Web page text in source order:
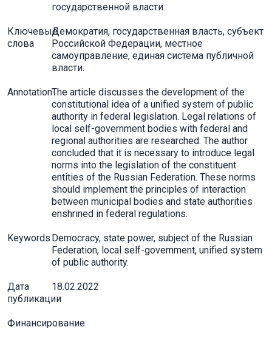
государственной власти.
Ключевые
слова
Демократия, государственная власть, субъект
Российской Федерации, местное
самоуправление, единая система публичной
власти.
AnnotationThe article discusses the development of the
constitutional idea of a unified system of public
authority in federal legislation. Legal relations of
local self-government bodies with federal and
regional authorities are researched. The author
concluded that it is necessary to introduce legal
norms into the legislation of the constituent
entities of the Russian Federation. These norms
should implement the principles of interaction
between municipal bodies and state authorities
enshrined in federal regulations.
Keywords Democracy, state power, subject of the Russian
Federation, local self-government, unified system
of public authority.
Дата
публикации
18.02.2022
Финансирование